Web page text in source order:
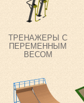
ТРЕНАЖЕРЫ С
ПЕРЕМЕННЫМ
ВЕСОМ